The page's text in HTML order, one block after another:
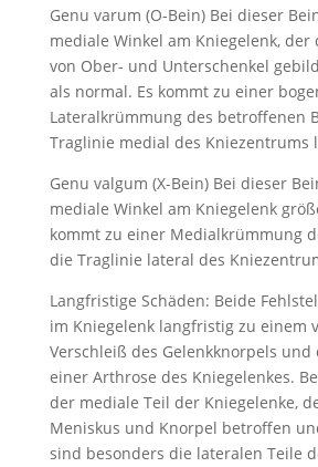
Genu varum (O-Bein) Bei dieser
mediale Winkel am Kniegelenk, der
von Ober- und Unterschenkel
als normal. Es kommt zu einer
Lateralkrümmung des betroffenen
Traglinie medial des Kniezentrums
Genu valgum (X-Bein) Bei dieser
mediale Winkel am Kniegelenk
kommt zu einer Medialkrümmung
die Traglinie lateral des
Langfristige Schäden: Beide
im Kniegelenk langfristig zu einem
Verschleiß des Gelenkknorpels
einer Arthrose des Kniegelenkes.
der mediale Teil der Kniegelenke,
Meniskus und Knorpel betroffen
sind besonders die lateralen Teile